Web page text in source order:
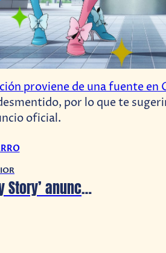
proviene de una fuente en
por lo que te
oficial.
‘An Everyday Story’ anuncia su fecha de estreno en Steam